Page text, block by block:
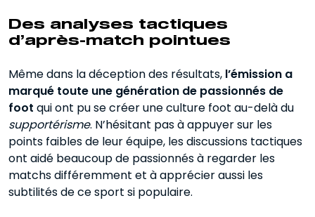
Des analyses tactiques
d’après-match pointues
Même dans la déception des résultats, l’émission a
marqué toute une génération de passionnés de
foot qui ont pu se créer une culture foot au-delà du
supportérisme. N’hésitant pas à appuyer sur les
points faibles de leur équipe, les discussions tactiques
ont aidé beaucoup de passionnés à regarder les
matchs différemment et à apprécier aussi les
subtilités de ce sport si populaire.